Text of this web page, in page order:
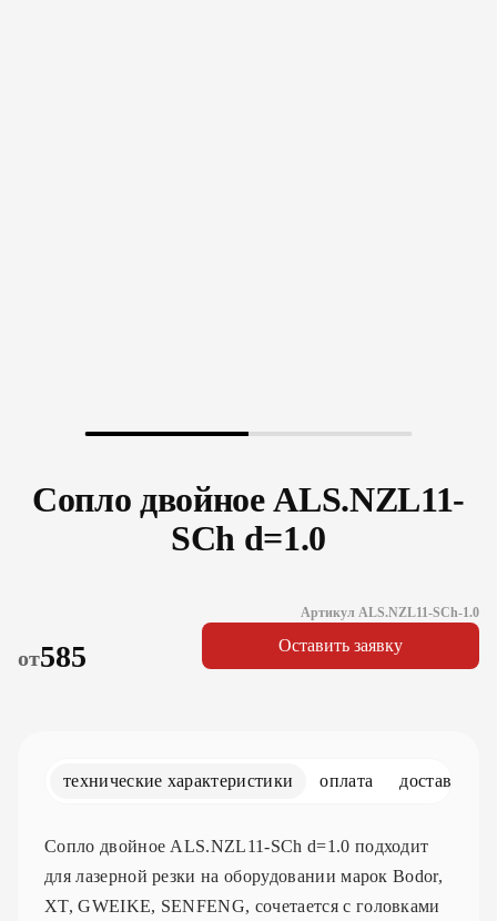
Сопло двойное ALS.NZL11-
SCh d=1.0
Артикул ALS.NZL11-SCh-1.0
от585 Оставить заявку
технические характеристики оплата доставка
Сопло двойное ALS.NZL11-SCh d=1.0 подходит
для лазерной резки на оборудовании марок Bodor,
XT, GWEIKE, SENFENG, сочетается с головками